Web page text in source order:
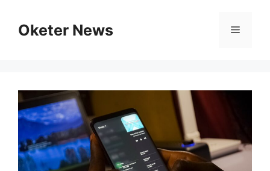
contentOketer News Menu